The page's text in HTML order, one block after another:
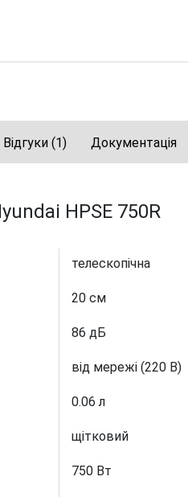
Відгуки (1) Документація
HPSE 750R
телескопічна
20 см
86 дБ
від мережі (220 В)
0.06 л
щітковий
750 Вт